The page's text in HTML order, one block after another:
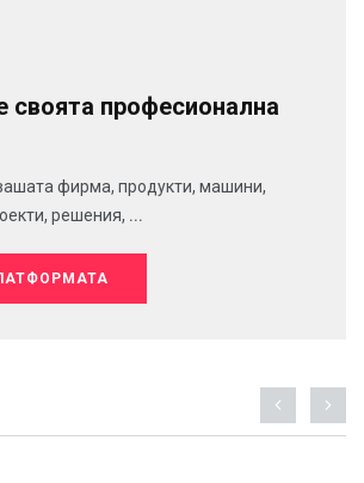
своята професионална
фирма, продукти, машини,
решения, ...